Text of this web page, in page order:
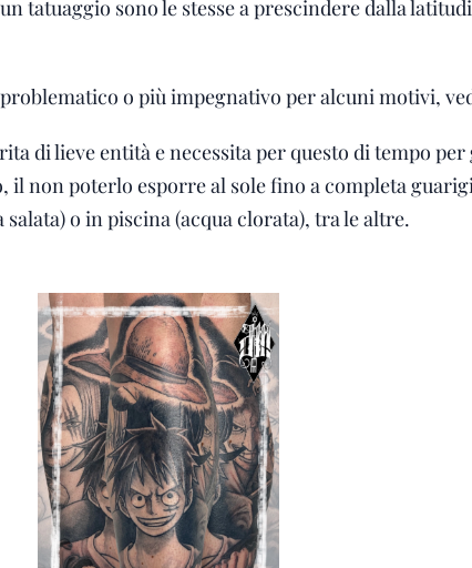
tatuaggio sono le stesse a prescindere dalla
o più impegnativo per alcuni motivi,
di lieve entità e necessita per questo di tempo
il non poterlo esporre al sole fino a completa
o in piscina (acqua clorata), tra le altre.